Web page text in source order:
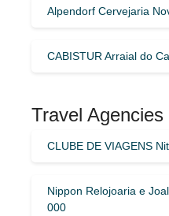
Alpendorf Cervejaria
CABISTUR Arraial do
Travel
CLUBE DE VIAGENS
Nippon Relojoaria e
000